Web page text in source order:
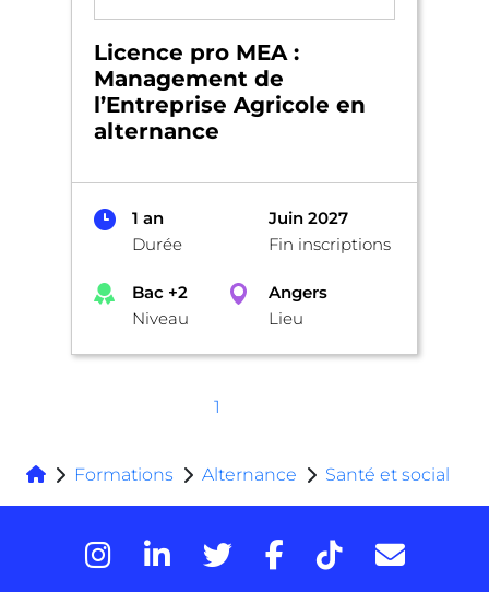
Licence pro MEA :
Management de
l’Entreprise Agricole en
alternance
1 an
Durée
Juin 2027
Fin inscriptions
Bac +2
Niveau
Angers
Lieu
1
Formations Alternance Santé et social